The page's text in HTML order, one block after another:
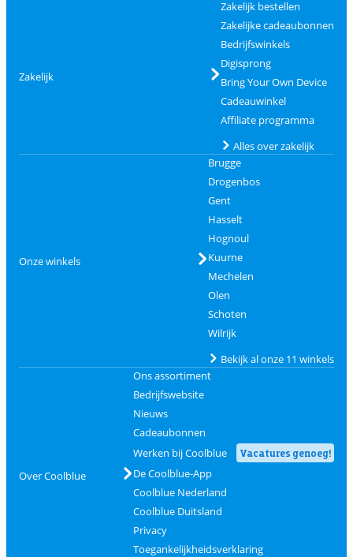
Zakelijk
Zakelijk bestellen
Zakelijke cadeaubonnen
Bedrijfswinkels
Digisprong
Bring Your Own Device
Cadeauwinkel
Affiliate programma
Alles over zakelijk
Onze winkels
Brugge
Drogenbos
Gent
Hasselt
Hognoul
Kuurne
Mechelen
Olen
Schoten
Wilrijk
Bekijk al onze 11 winkels
Over Coolblue
Ons assortiment
Bedrijfswebsite
Nieuws
Cadeaubonnen
Werken bij Coolblue
Vacatures genoeg!
De Coolblue-App
Coolblue Nederland
Coolblue Duitsland
Privacy
Toegankelijkheidsverklaring